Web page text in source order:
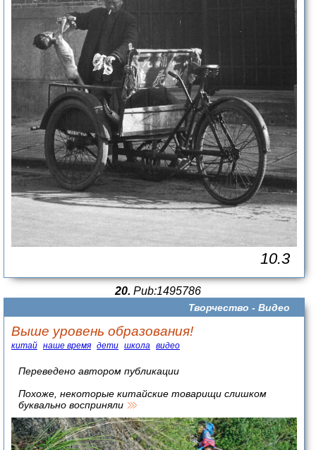
10.3
20. Pub:1495786
Творчество - Видео
Выше уровень образования!
китай наше время дети школа видео
Переведено автором публикации
Похоже, некоторые китайские товарищи слишком
буквально восприняли